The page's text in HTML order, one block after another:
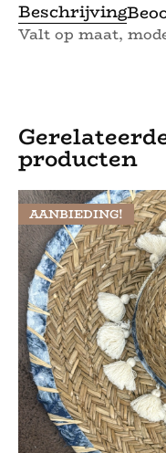
Beschrijving
Valt op maat,
producten
AANBIEDING!